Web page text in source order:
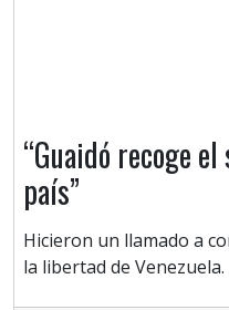
“Guaidó recoge
país”
Hicieron un llamado a
la libertad de Venezuela.